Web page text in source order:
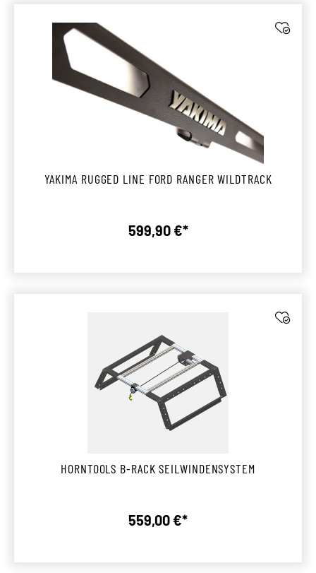
YAKIMA RUGGED LINE FORD RANGER WILDTRACK
Regulärer Preis:
599,90 €*
HORNTOOLS B-RACK SEILWINDENSYSTEM
Regulärer Preis:
559,00 €*